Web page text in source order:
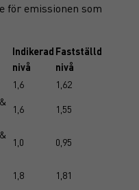
för emissionen som
Indikerad
nivå
Fastställd
nivå
1,6
1,62
1,6 1,55
1,0 0,95
1,8 1,81